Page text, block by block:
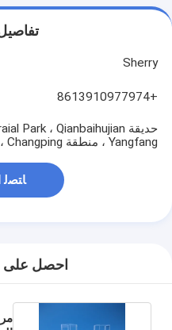
Sherry
+8613910977974
Yangfang ، منطقة Changping ، بكين ، الصين
ﺎﺘﺼﻟ
احصل